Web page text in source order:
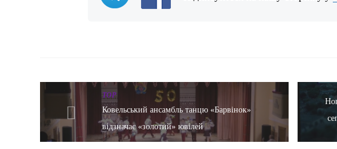
TOP
Ковельський ансамбль танцю «Барвінок»
відзначає «золотий» ювілей